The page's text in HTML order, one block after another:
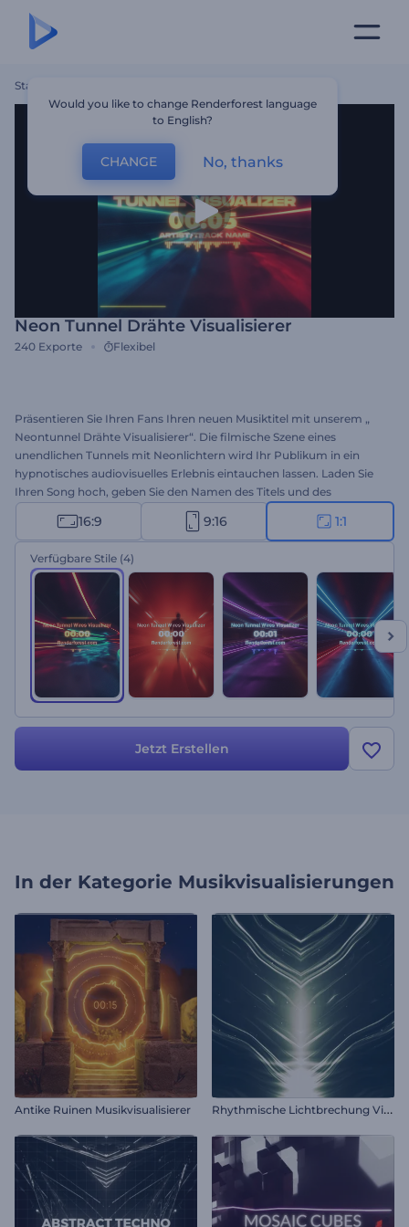
Startseite
Neon Tunnel Drähte Visualisierer
240 Exporte Flexibel
Präsentieren Sie Ihren Fans Ihren neuen Musiktitel mit unserem „
Neontunnel Drähte Visualisierer“. Die filmische Szene eines
unendlichen Tunnels mit Neonlichtern wird Ihr Publikum in ein
hypnotisches audiovisuelles Erlebnis eintauchen lassen. Laden Sie
Ihren Song hoch, geben Sie den Namen des Titels und des
Interpreten ein, und teilen Sie Ihren Track auf allen
Musikplattformen, um neue Hörer zu gewinnen. Perfekt für Techno,
Hip-Hop, elektronische und energiegeladene Musikpromotion.
Erstellen Sie jetzt und vergrößern Sie Ihre Fangemeinde!
16:9 9:16 1:1
Verfügbare Stile (4)
Jetzt Erstellen
In der Kategorie Musikvisualisierungen
Antike Ruinen Musikvisualisierer R
hythmische Lichtbrechung Visualisierer
Would you like to change Renderforest language
to English?
CHANGE No, thanks